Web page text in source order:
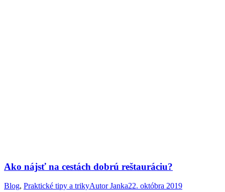
Ako nájsť na cestách dobrú reštauráciu?
Blog, Praktické tipy a trikyAutorJanka22. októbra 2019